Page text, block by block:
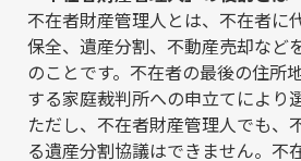
不在者財産管理人とは、不在者に
保全、遺産分割、不動産売却など
のことです。不在者の最後の住所
する家庭裁判所への申立てにより
ただし、不在者財産管理人でも、
る遺産分割協議はできません。不